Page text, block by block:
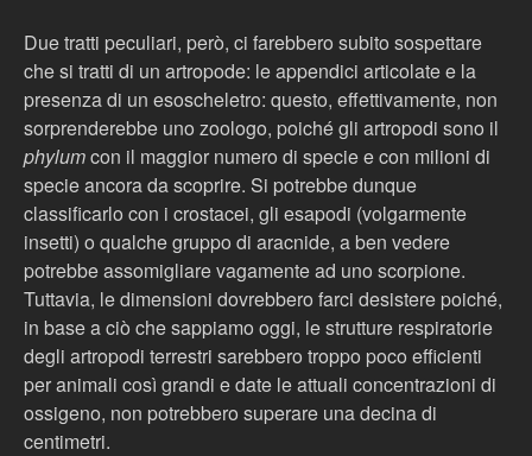
Due tratti peculiari, però, ci farebbero subito sospettare
che si tratti di un artropode: le appendici articolate e la
presenza di un esoscheletro: questo, effettivamente, non
sorprenderebbe uno zoologo, poiché gli artropodi sono il
phylumcon il maggior numero di specie e con milioni di
specie ancora da scoprire. Si potrebbe dunque
classificarlo con i crostacei, gli esapodi (volgarmente
insetti) o qualche gruppo di aracnide, a ben vedere
potrebbe assomigliare vagamente ad uno scorpione.
Tuttavia, le dimensioni dovrebbero farci desistere poiché,
in base a ciò che sappiamo oggi, le strutture respiratorie
degli artropodi terrestri sarebbero troppo poco efficienti
per animali così grandi e date le attuali concentrazioni di
ossigeno, non potrebbero superare una decina di
centimetri.